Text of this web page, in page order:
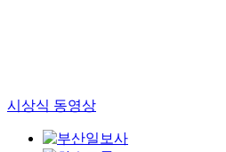
시상식 동영상